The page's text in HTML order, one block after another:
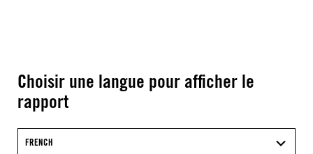
Choisir une langue pour afficher le
rapport
FRENCH